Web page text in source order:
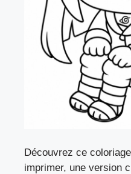
Découvrez ce
imprimer, une version